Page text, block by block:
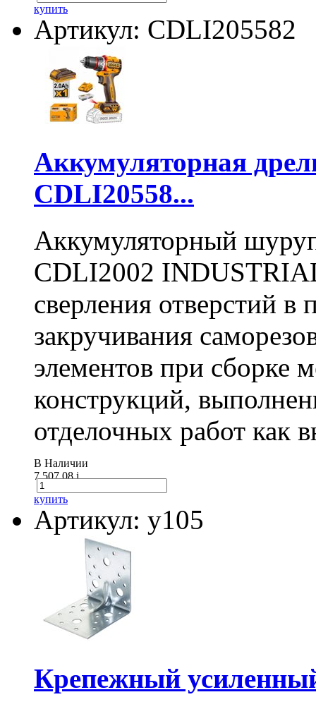
купить
Артикул: CDLI205582
Аккумуляторная
CDLI20558...
Аккумуляторный
CDLI2002
сверления отверстий в
закручивания
элементов при сборке
конструкций,
отделочных работ как
В Наличии
7 507.08i
купить
Артикул: у105
Крепежный